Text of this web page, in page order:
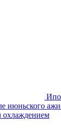
июньского
охлаждением